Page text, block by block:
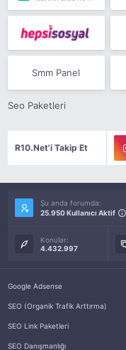
Smm Panel
Seo Paketleri
R10.Net'i Takip Et
Şu anda forumda:
25.950 Kullanıcı Aktif
Konular:
4.432.997
Google Adsense
SEO (Organik Trafik Arttırma)
SEO Link Paketleri
SEO Danışmanlığı